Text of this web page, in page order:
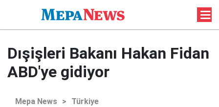
Dışişleri Bakanı Hakan Fidan
ABD'ye gidiyor
Mepa News > Türkiye